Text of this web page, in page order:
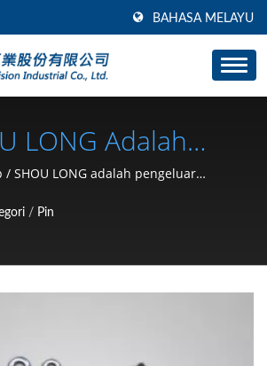
BAHASA MELAYU
LONG Adalah
Kunci
Kereta Dan
/ SHOU LONG adalah pengeluar
/ Pin